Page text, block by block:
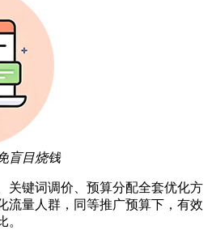
盲目烧钱
关键词调价、预算分配全套优化方
流量人群，同等推广预算下，有效
。